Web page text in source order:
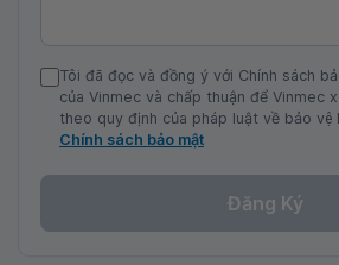
Tôi đã đọc và đồng ý với Chính sách
của Vinmec và chấp thuận để Vinmec
theo quy định của pháp luật về bảo vệ
Chính sách bảo mật
Đăng Ký